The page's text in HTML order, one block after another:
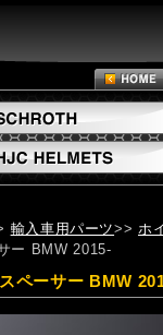
輸入車用パーツ>>ホ
ー BMW 2015-
ペーサー BMW